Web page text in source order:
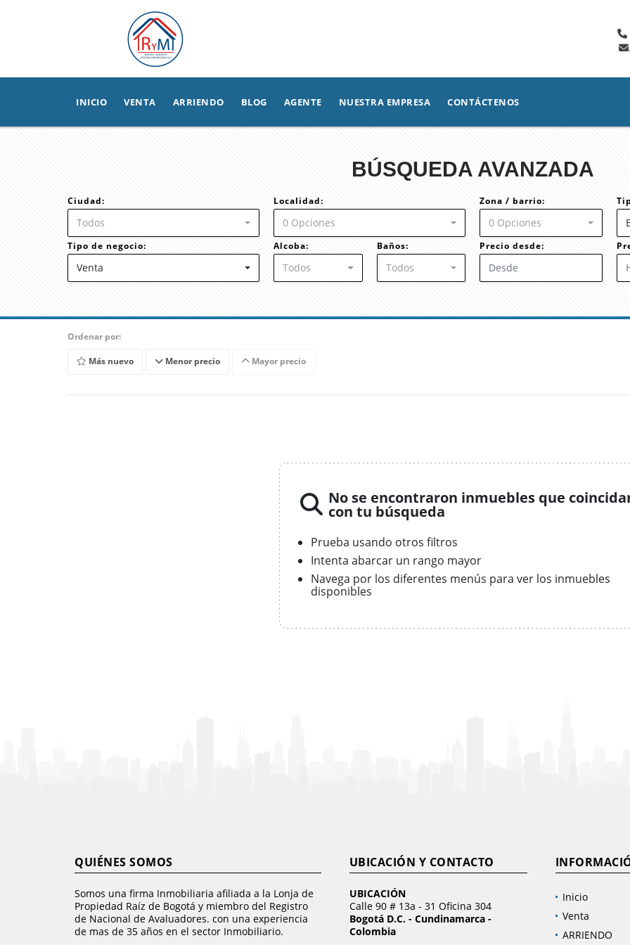
INICIO VENTA ARRIENDO BLOG AGENTE NUESTRA EMPRESA CONTÁCTENOS
BÚSQUEDA AVANZADA
Ciudad:
Todos
Localidad:
0 Opciones
Zona / barrio:
0 Opciones
Tipo de negocio:
Venta
Alcoba:
Todos
Baños:
Todos
Precio desde:
Ordenar por:
Más nuevo Menor precio Mayor precio
No se encontraron inmuebles que
con tu búsqueda
Prueba usando otros filtros
Intenta abarcar un rango mayor
Navega por los diferentes menús para ver los inmuebles
disponibles
QUIÉNES SOMOS
Somos una firma Inmobiliaria afiliada a la Lonja de
Propiedad Raíz de Bogotá y miembro del Registro
de Nacional de Avaluadores. con una experiencia
de mas de 35 años en el sector Inmobiliario.
UBICACIÓN Y CONTACTO
UBICACIÓN
Calle 90 # 13a - 31 Oficina 304
Bogotá D.C. - Cundinamarca -
Colombia
Inicio
Venta
ARRIENDO